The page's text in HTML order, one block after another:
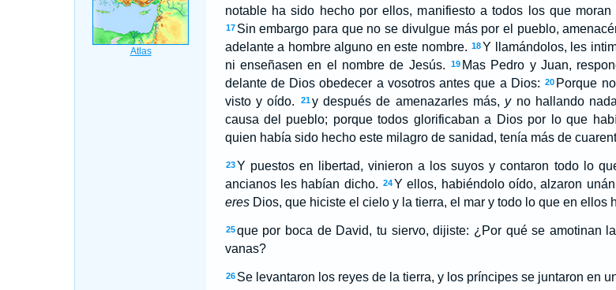
notable ha sido hecho por ellos, manifiesto a todos los que
17 Sin embargo para que no se divulgue más por el pueblo,
adelante a hombre alguno en este nombre. 18Y llamándolos, les
ni enseñasen en el nombre de Jesús.
19 Mas Pedro y Juan,
delante de Dios obedecer a vosotros antes que a Dios:
20 Porque
visto y oído.
21 y después de amenazarles más, yno hallando
causa del pueblo; porque todos glorificaban a Dios por lo que
quien había sido hecho este milagro de sanidad, tenía más de
23 Y puestos en libertad, vinieron a los suyos y contaron todo lo
ancianos les habían dicho. 24Y ellos, habiéndolo oído, alzaron
eresDios, que hiciste el cielo y la tierra, el mar y todo lo que en ellos
25 que por boca de David, tu siervo, dijiste: ¿Por qué se amotinan
vanas?
26 Se levantaron los reyes de la tierra, y los príncipes se juntaron en